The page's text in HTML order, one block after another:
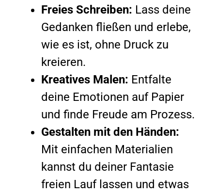
Freies Schreiben: Lass deine
Gedanken fließen und erlebe,
wie es ist, ohne Druck zu
kreieren.
Kreatives Malen: Entfalte
deine Emotionen auf Papier
und finde Freude am Prozess.
Gestalten mit den Händen:
Mit einfachen Materialien
kannst du deiner Fantasie
freien Lauf lassen und etwas